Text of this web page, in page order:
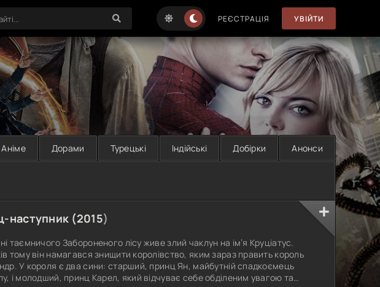
РЕЄСТРАЦІЯ УВІЙТИ
Аніме Дорами Турецькі Індійські Добірки Анонси
наступник (2015)
таємничого Забороненого лісу живе злий чаклун на ім’я Круціатус.
тому він намагався знищити королівство, яким зараз править король
У короля є два сини: старший, принц Ян, майбутній спадкоємець
і молодший, принц Карел, який відчуває себе обділеним увагою та